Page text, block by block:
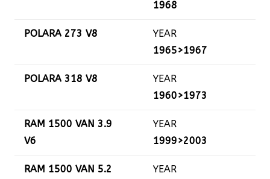
1968
POLARA 273 V8
YEAR
1965>1967
POLARA 318 V8
YEAR
1960>1973
RAM 1500 VAN 3.9
V6
YEAR
1999>2003
RAM 1500 VAN 5.2
YEAR